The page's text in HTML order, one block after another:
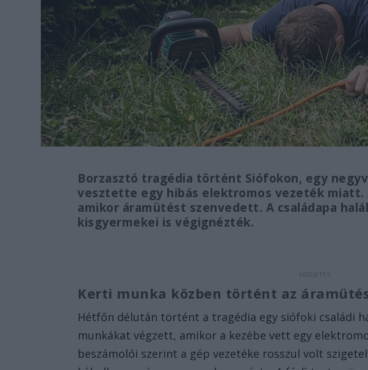
Borzasztó tragédia történt Siófokon, egy
vesztette egy hibás elektromos vezeték
amikor áramütést szenvedett. A családapa
kisgyermekei is végignézték.
Kerti munka közben történt az
Hétfőn délután történt a tragédia egy siófoki családi
munkákat végzett, amikor a kezébe vett egy
beszámolói szerint a gép vezetéke rosszul volt